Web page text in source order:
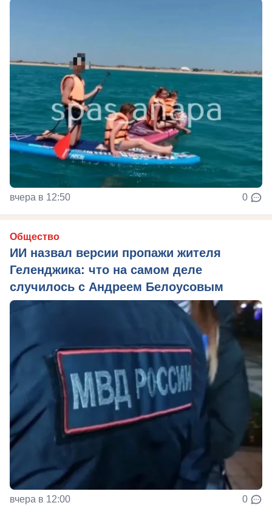
вчера в 12:50 0
Общество
ИИ назвал версии пропажи жителя
Геленджика: что на самом деле
случилось с Андреем Белоусовым
вчера в 12:00 0